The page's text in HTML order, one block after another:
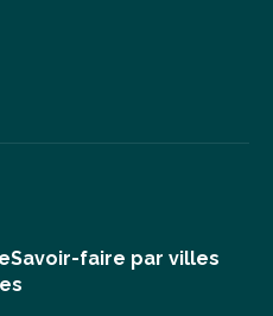
Savoir-faire par villes